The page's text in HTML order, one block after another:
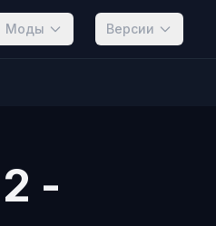
Моды Версии
-